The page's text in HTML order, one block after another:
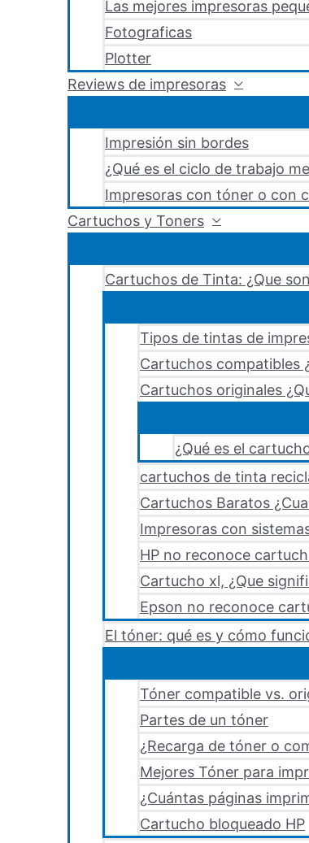
Las mejores impresoras
Fotograficas
Plotter
Reviews de impresoras
Impresión sin bordes
¿Qué es el ciclo de trabajo
Impresoras con tóner o con
Cartuchos y Toners
Cartuchos de Tinta: ¿Que
Tipos de tintas de
Cartuchos compatibles
Cartuchos originales
¿Qué es el
cartuchos de tinta
Cartuchos Baratos
Impresoras con
HP no reconoce
Cartucho xl, ¿Que
Epson no reconoce
El tóner: qué es y cómo
Tóner compatible vs.
Partes de un tóner
¿Recarga de tóner o
Mejores Tóner para
¿Cuántas páginas
Cartucho bloqueado HP